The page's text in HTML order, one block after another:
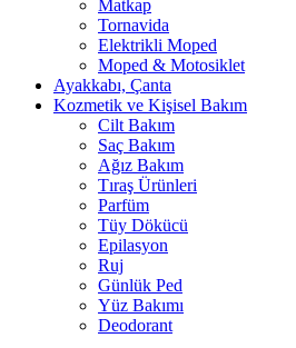
Matkap
Tornavida
Elektrikli Moped
Moped & Motosiklet
Ayakkabı, Çanta
Kozmetik ve Kişisel Bakım
Cilt Bakım
Saç Bakım
Ağız Bakım
Tıraş Ürünleri
Parfüm
Tüy Dökücü
Epilasyon
Ruj
Günlük Ped
Yüz Bakımı
Deodorant